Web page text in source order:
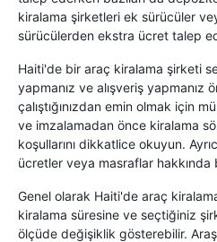
kiralama şirketleri ek sürücüler
sürücülerden ekstra ücret talep
Haiti'de bir araç kiralama şirketi
yapmanız ve alışveriş yapmanız
çalıştığınızdan emin olmak için
ve imzalamadan önce kiralama
koşullarını dikkatlice okuyun.
ücretler veya masraflar hakkında
Genel olarak Haiti'de araç
kiralama süresine ve seçtiğiniz
ölçüde değişiklik gösterebilir.